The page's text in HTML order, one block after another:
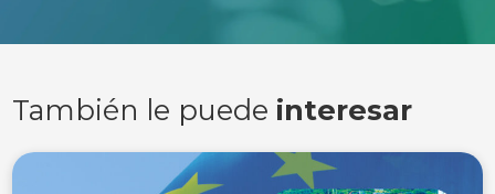
También le puede interesar